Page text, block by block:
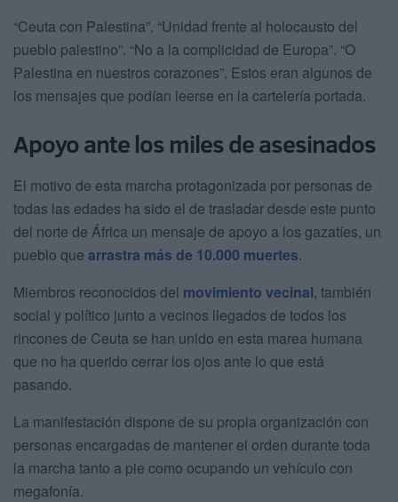
“Ceuta con Palestina”. “Unidad frente al holocausto del
pueblo palestino”. “No a la complicidad de Europa”. “O
Palestina en nuestros corazones”. Estos eran algunos de
los mensajes que podían leerse en la cartelería portada.
Apoyo ante los miles de asesinados
El motivo de esta marcha protagonizada por personas de
todas las edades ha sido el de trasladar desde este punto
del norte de África un mensaje de apoyo a los gazatíes, un
pueblo que arrastra más de 10.000 muertes.
Miembros reconocidos del movimiento vecinal, también
social y político junto a vecinos llegados de todos los
rincones de Ceuta se han unido en esta marea humana
que no ha querido cerrar los ojos ante lo que está
pasando.
La manifestación dispone de su propia organización con
personas encargadas de mantener el orden durante toda
la marcha tanto a pie como ocupando un vehículo con
megafonía.